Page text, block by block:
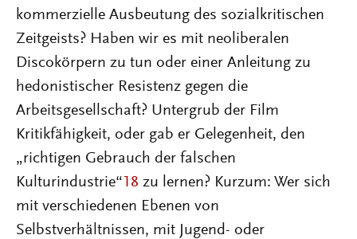
kommerzielle Ausbeutung des sozialkritischen
Zeitgeists? Haben wir es mit neoliberalen
Discokörpern zu tun oder einer Anleitung zu
hedonistischer Resistenz gegen die
Arbeitsgesellschaft? Untergrub der Film
Kritikfähigkeit, oder gab er Gelegenheit, den
„richtigen Gebrauch der falschen
Kulturindustrie“ 18 zu lernen? Kurzum: Wer sich
mit verschiedenen Ebenen von
Selbstverhältnissen, mit Jugend- oder